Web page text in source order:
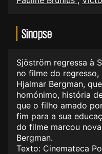
Sinopse
Sjöström regressa à
no filme do
Hjalmar Bergman,
homónimo, história
que o filho amado
fim para a sua
do filme marcou
Bergman.
Texto: Cinemateca